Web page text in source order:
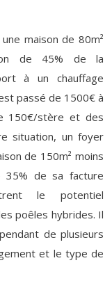
maison de 80m²
de 45% de la
à un chauffage
passé de 1500€ à
150€/stère et des
situation, un foyer
de 150m² moins
35% de sa facture
le potentiel
poêles hybrides. Il
de plusieurs
et le type de